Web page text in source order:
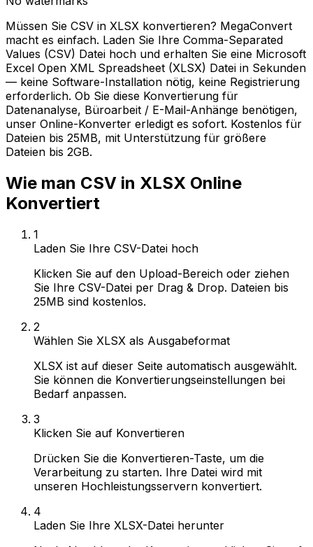
Müssen Sie CSV in XLSX konvertieren? MegaConvert
macht es einfach. Laden Sie Ihre Comma-Separated
Values (CSV) Datei hoch und erhalten Sie eine Microsoft
Excel Open XML Spreadsheet (XLSX) Datei in Sekunden
— keine Software-Installation nötig, keine Registrierung
erforderlich. Ob Sie diese Konvertierung für
Datenanalyse, Büroarbeit / E-Mail-Anhänge benötigen,
unser Online-Konverter erledigt es sofort. Kostenlos für
Dateien bis 25MB, mit Unterstützung für größere
Dateien bis 2GB.
Wie man CSV in XLSX Online
Konvertiert
1
Laden Sie Ihre CSV-Datei hoch
Klicken Sie auf den Upload-Bereich oder ziehen
Sie Ihre CSV-Datei per Drag & Drop. Dateien bis
25MB sind kostenlos.
2
Wählen Sie XLSX als Ausgabeformat
XLSX ist auf dieser Seite automatisch ausgewählt.
Sie können die Konvertierungseinstellungen bei
Bedarf anpassen.
3
Klicken Sie auf Konvertieren
Drücken Sie die Konvertieren-Taste, um die
Verarbeitung zu starten. Ihre Datei wird mit
unseren Hochleistungsservern konvertiert.
4
Laden Sie Ihre XLSX-Datei herunter